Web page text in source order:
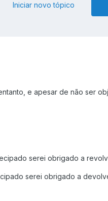
Iniciar novo tópico
e apesar de não ser
serei obrigado a
serei obrigado a